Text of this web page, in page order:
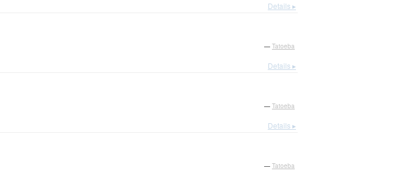
Details ▸
— Tatoeba
Details ▸
— Tatoeba
Details ▸
— Tatoeba